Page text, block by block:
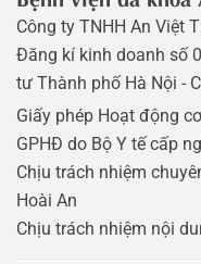
Công ty TNHH An Việt
Đăng kí kinh doanh số
tư Thành phố Hà Nội -
Giấy phép Hoạt động
GPHĐ do Bộ Y tế cấp
Chịu trách nhiệm
Hoài An
Chịu trách nhiệm nội